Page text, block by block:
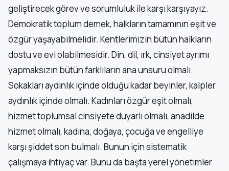
geliştirecek görev ve sorumluluk ile karşı karşıyayız.
Demokratik toplum demek, halkların tamamının eşit ve
özgür yaşayabilmelidir. Kentlerimizin bütün halkların
dostu ve evi olabilmesidir. Din, dil, ırk, cinsiyet ayrımı
yapmaksızın bütün farklıların ana unsuru olmalı.
Sokakları aydınlık içinde olduğu kadar beyinler, kalpler
aydınlık içinde olmalı. Kadınları özgür eşit olmalı,
hizmet toplumsal cinsiyete duyarlı olmalı, anadilde
hizmet olmalı, kadına, doğaya, çocuğa ve engelliye
karşı şiddet son bulmalı. Bunun için sistematik
çalışmaya ihtiyaç var. Bunu da başta yerel yönetimler